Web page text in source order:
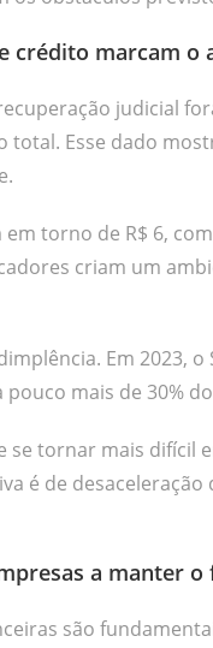
crédito marcam o
judicial
total. Esse dado
torno de R$ 6,
criam um
Em 2023,
mais de 30%
tornar mais difícil
é de
a manter o
são